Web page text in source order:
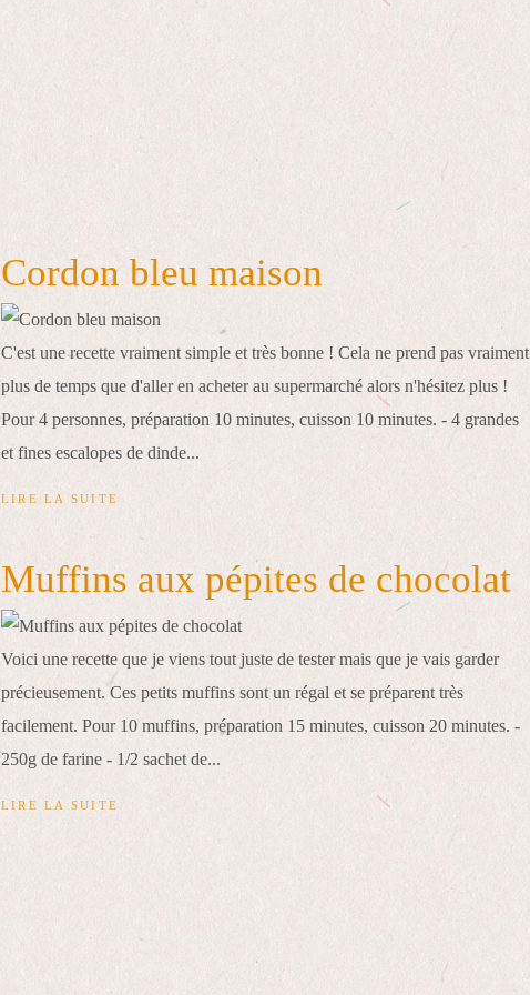
Cordon bleu maison
C'est une recette vraiment simple et très bonne ! Cela ne prend pas vraiment
plus de temps que d'aller en acheter au supermarché alors n'hésitez plus !
Pour 4 personnes, préparation 10 minutes, cuisson 10 minutes. - 4 grandes
et fines escalopes de dinde...
LIRE LA SUITE
Muffins aux pépites de chocolat
Voici une recette que je viens tout juste de tester mais que je vais garder
précieusement. Ces petits muffins sont un régal et se préparent très
facilement. Pour 10 muffins, préparation 15 minutes, cuisson 20 minutes. -
250g de farine - 1/2 sachet de...
LIRE LA SUITE